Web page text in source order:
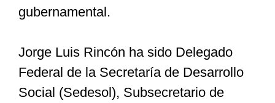
gubernamental.
Jorge Luis Rincón ha sido Delegado
Federal de la Secretaría de Desarrollo
Social (Sedesol), Subsecretario de